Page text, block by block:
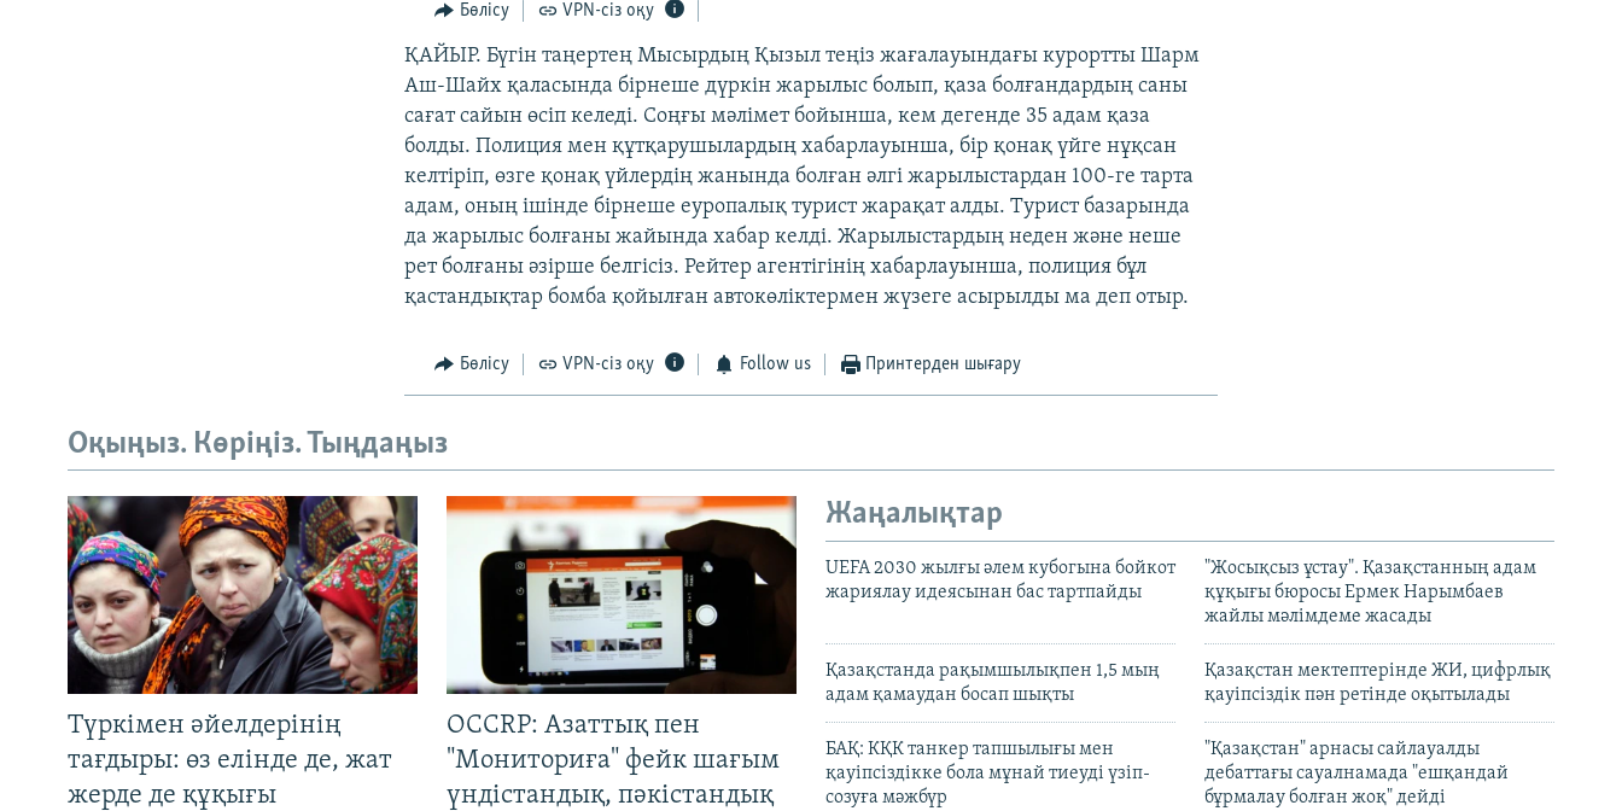
Бөлісу VPN-сіз оқу
ҚАЙЫР. Бүгін таңертең Мысырдың Қызыл теңіз жағалауындағы курортты Шарм
Аш-Шайх қаласында бірнеше дүркін жарылыс болып, қаза болғандардың саны
сағат сайын өсіп келеді. Соңғы мәлімет бойынша, кем дегенде 35 адам қаза
болды. Полиция мен құтқарушылардың хабарлауынша, бір қонақ үйге нұқсан
келтіріп, өзге қонақ үйлердің жанында болған әлгі жарылыстардан 100-ге тарта
адам, оның ішінде бірнеше еуропалық турист жарақат алды. Турист базарында
да жарылыс болғаны жайында хабар келді. Жарылыстардың неден және неше
рет болғаны әзірше белгісіз. Рейтер агентігінің хабарлауынша, полиция бұл
қастандықтар бомба қойылған автокөліктермен жүзеге асырылды ма деп отыр.
Бөлісу VPN-сіз оқу Follow us Принтерден шығару
Оқыңыз. Көріңіз. Тыңдаңыз
Түркімен әйелдерінің
тағдыры: өз елінде де, жат
жерде де құқығы
OCCRP: Азаттық пен
"Мониториға" фейк шағым
үндістандық, пәкістандық
Жаңалықтар
UEFA 2030 жылғы әлем кубогына бойкот
жариялау идеясынан бас тартпайды
"Жосықсыз ұстау". Қазақстанның адам
құқығы бюросы Ермек Нарымбаев
жайлы мәлімдеме жасады
Қазақстанда рақымшылықпен 1,5 мың
адам қамаудан босап шықты
Қазақстан мектептерінде ЖИ, цифрлық
қауіпсіздік пән ретінде оқытылады
БАҚ: КҚК танкер тапшылығы мен
қауіпсіздікке бола мұнай тиеуді үзіп-
созуға мәжбүр
"Қазақстан" арнасы сайлауалды
дебаттағы сауалнамада "ешқандай
бұрмалау болған жоқ" дейді